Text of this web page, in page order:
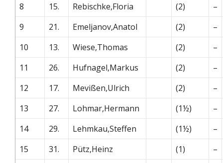
8
15. Rebischke,Floria (2)
–
9
21. Emeljanov,Anatol (2)
–
10
13. Wiese,Thomas (2)
–
11
26. Hufnagel,Markus (2)
–
12
17. Mevißen,Ulrich (2)
–
13
27. Lohmar,Hermann (1½)
–
14
29. Lehmkau,Steffen (1½)
–
15
31. Pütz,Heinz (1)
–